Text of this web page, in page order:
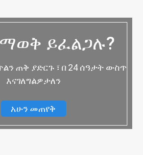
ይፈልጋሉ?
ጠቅ ያድርጉ ፣ በ 24 ሰዓታት ውስጥ
እናገለግልዎታለን
አሁን መጠየቅ